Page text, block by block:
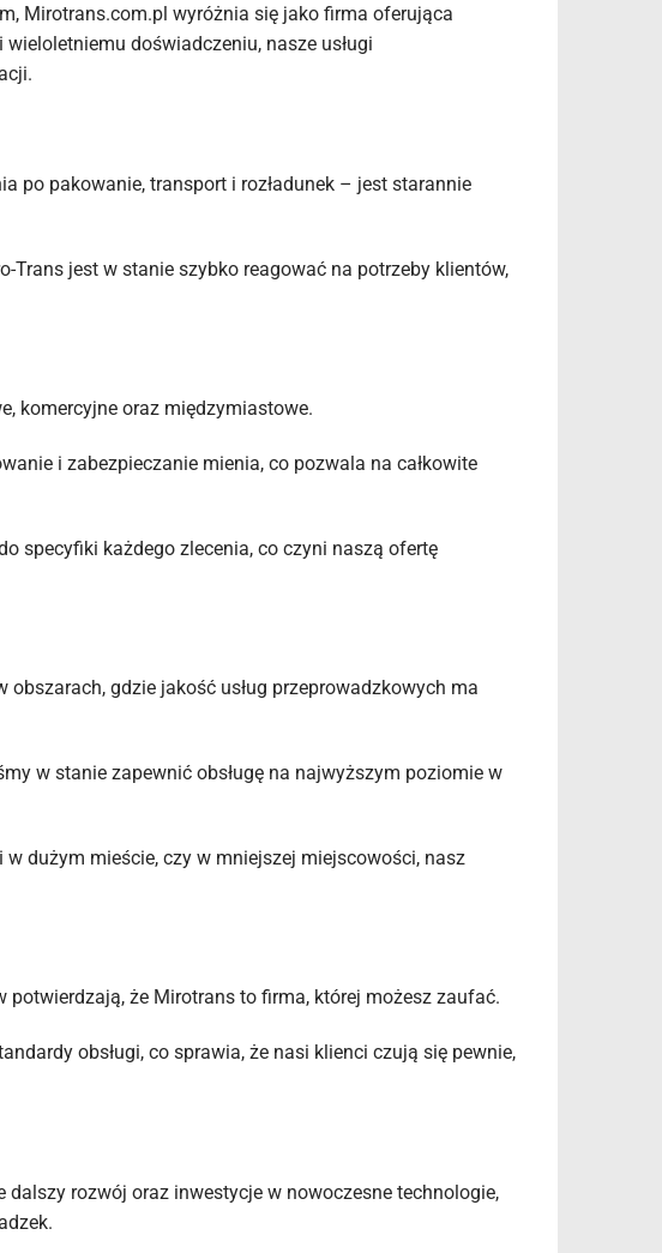
Mirotrans.com.pl wyróżnia się jako firma oferująca
doświadczeniu, nasze usługi
po pakowanie, transport i rozładunek – jest starannie
jest w stanie szybko reagować na potrzeby klientów,
komercyjne oraz międzymiastowe.
i zabezpieczanie mienia, co pozwala na całkowite
specyfiki każdego zlecenia, co czyni naszą ofertę
obszarach, gdzie jakość usług przeprowadzkowych ma
w stanie zapewnić obsługę na najwyższym poziomie w
dużym mieście, czy w mniejszej miejscowości, nasz
że Mirotrans to firma, której możesz zaufać.
obsługi, co sprawia, że nasi klienci czują się pewnie,
rozwój oraz inwestycje w nowoczesne technologie,